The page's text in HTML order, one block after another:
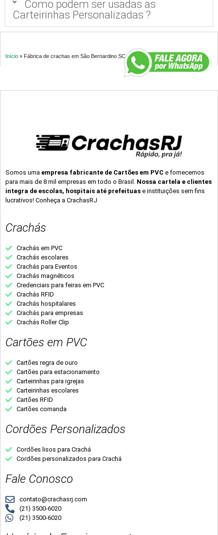
Como podem ser usadas as
Carteirinhas Personalizadas ?
Início » Fábrica de crachas em São Bernardino SC
Somos uma empresa fabricante de Cartões em PVC e fornecemos
para mais de 8 mil empresas em todo o Brasil. Nossa cartela e clientes
integra de escolas, hospitais até prefeituas e instituições sem fins
lucrativos! Conheça a CrachasRJ
Crachás
Crachás em PVC
Crachás escolares
Crachás para Eventos
Crachás magnéticos
Credenciais para feiras em PVC
Crachás RFID
Crachás hospitalares
Crachás para empresas
Crachás Roller Clip
Cartões em PVC
Cartões regra de ouro
Cartões para estacionamento
Carteirinhas para igrejas
Carteirinhas escolares
Cartões RFID
Cartões comanda
Cordões Personalizados
Cordões lisos para Crachá
Cordões personalizados para Crachá
Fale Conosco
contato@crachasrj.com
(21) 3500-6020
(21) 3500-6020